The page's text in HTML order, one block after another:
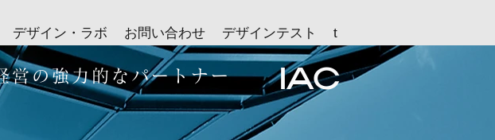
デザイン・ラボ お問い合わせ デザインテスト t
営の強力的なパートナー IAC